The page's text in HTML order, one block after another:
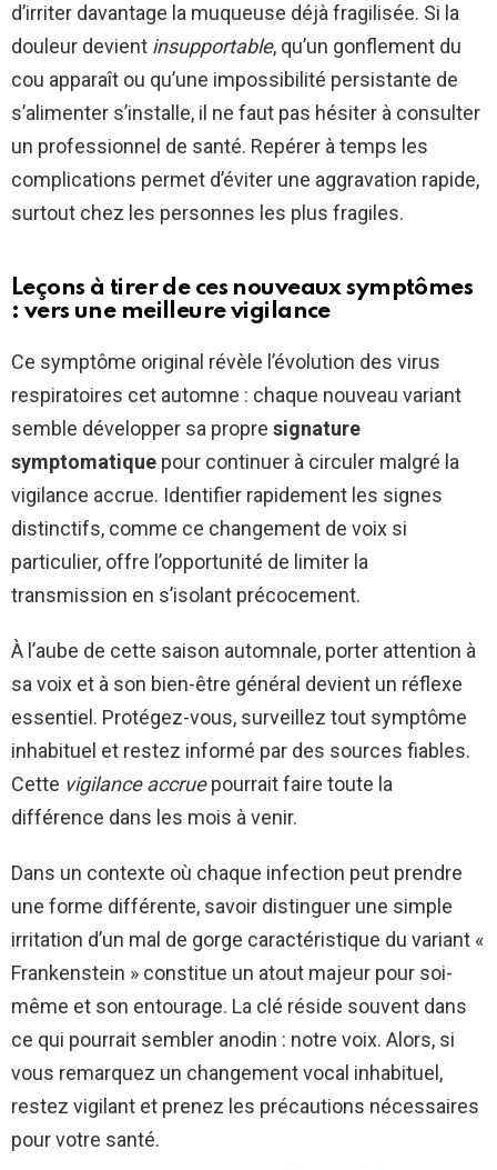
d’irriter davantage la muqueuse déjà fragilisée. Si la
douleur devient insupportable, qu’un gonflement du
cou apparaît ou qu’une impossibilité persistante de
s’alimenter s’installe, il ne faut pas hésiter à consulter
un professionnel de santé. Repérer à temps les
complications permet d’éviter une aggravation rapide,
surtout chez les personnes les plus fragiles.
Leçons à tirer de ces nouveaux symptômes
: vers une meilleure vigilance
Ce symptôme original révèle l’évolution des virus
respiratoires cet automne : chaque nouveau variant
semble développer sa propre signature
symptomatique pour continuer à circuler malgré la
vigilance accrue. Identifier rapidement les signes
distinctifs, comme ce changement de voix si
particulier, offre l’opportunité de limiter la
transmission en s’isolant précocement.
À l’aube de cette saison automnale, porter attention à
sa voix et à son bien-être général devient un réflexe
essentiel. Protégez-vous, surveillez tout symptôme
inhabituel et restez informé par des sources fiables.
Cette vigilance accruepourrait faire toute la
différence dans les mois à venir.
Dans un contexte où chaque infection peut prendre
une forme différente, savoir distinguer une simple
irritation d’un mal de gorge caractéristique du variant «
Frankenstein » constitue un atout majeur pour soi-
même et son entourage. La clé réside souvent dans
ce qui pourrait sembler anodin : notre voix. Alors, si
vous remarquez un changement vocal inhabituel,
restez vigilant et prenez les précautions nécessaires
pour votre santé.